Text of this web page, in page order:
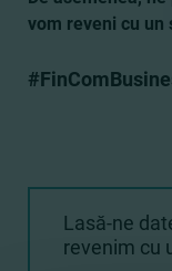
vom reveni cu un
Lasă-ne
revenim cu